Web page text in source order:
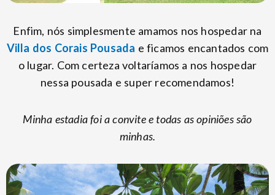
Enfim, nós simplesmente amamos nos hospedar na
Villa dos Corais Pousada e ficamos encantados com
o lugar. Com certeza voltaríamos a nos hospedar
nessa pousada e super recomendamos!
Minha estadia foi a convite e todas as opiniões são
minhas.